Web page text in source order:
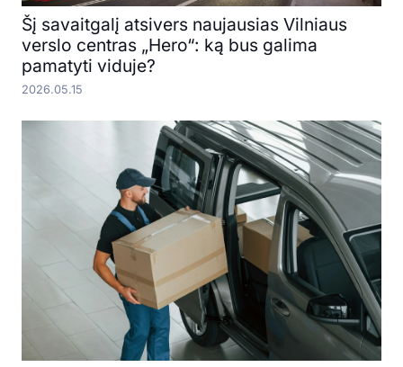
Šį savaitgalį atsivers naujausias Vilniaus
verslo centras „Hero“: ką bus galima
pamatyti viduje?
2026.05.15